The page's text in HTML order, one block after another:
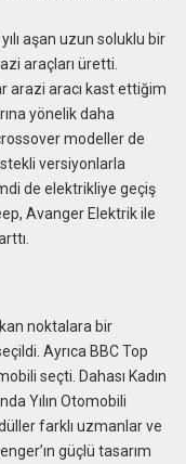
aşan uzun soluklu bir
araçları üretti.
arazi aracı kast ettiğim
yönelik daha
modeller de
versiyonlarla
de elektrikliye geçiş
Avanger Elektrik ile
noktalara bir
Ayrıca BBC Top
seçti. Dahası Kadın
Yılın Otomobili
farklı uzmanlar ve
güçlü tasarım